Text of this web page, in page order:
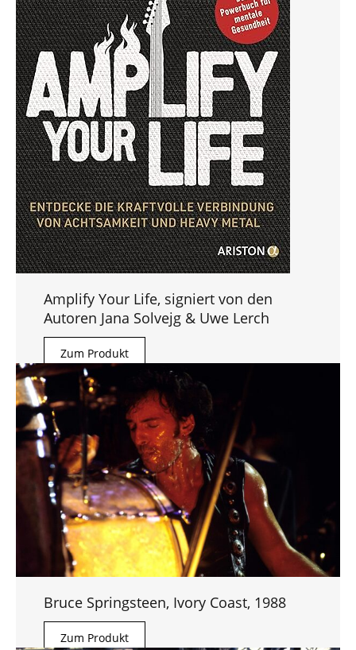
Amplify Your Life, signiert von den
Autoren Jana Solvejg & Uwe Lerch
Zum Produkt
Bruce Springsteen, Ivory Coast, 1988
Zum Produkt